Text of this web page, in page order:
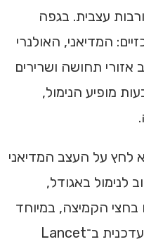
עצבית. בגפה
המדיאני, האולנרי
תחושה ושרירים
מופיע הנימול,
לחץ על העצב המדיאני
לנימול באגודל,
הקמיצה, במיוחד
בלילה או בזמן אחיזה. סקירה עדכנית ב־Lancet